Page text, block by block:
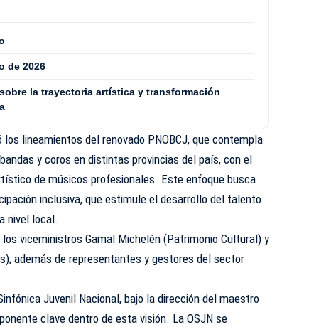
de 2026
la trayectoria artística y transformación
lineamientos del renovado PNOBCJ, que contempla
y coros en distintas provincias del país, con el
de músicos profesionales. Este enfoque busca
inclusiva, que estimule el desarrollo del talento
nivel local.
viceministros Gamal Michelén (Patrimonio Cultural) y
además de representantes y gestores del sector
Juvenil Nacional, bajo la dirección del maestro
clave dentro de esta visión. La OSJN se